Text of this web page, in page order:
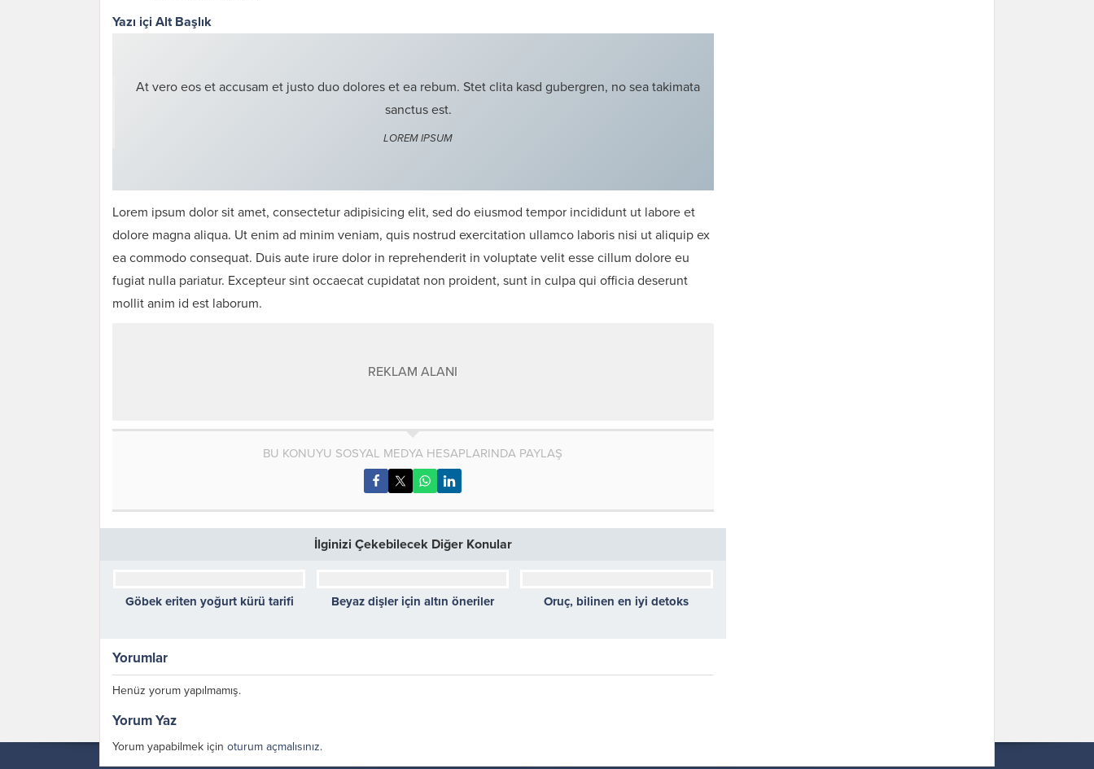
Yazı içi Alt Başlık
At vero eos et accusam et justo duo dolores et ea rebum. Stet clita kasd gubergren, no sea takimata
sanctus est.
LOREM IPSUM
Lorem ipsum dolor sit amet, consectetur adipisicing elit, sed do eiusmod tempor incididunt ut labore et
dolore magna aliqua. Ut enim ad minim veniam, quis nostrud exercitation ullamco laboris nisi ut aliquip ex
ea commodo consequat. Duis aute irure dolor in reprehenderit in voluptate velit esse cillum dolore eu
fugiat nulla pariatur. Excepteur sint occaecat cupidatat non proident, sunt in culpa qui officia deserunt
mollit anim id est laborum.
REKLAM ALANI
BU KONUYU SOSYAL MEDYA HESAPLARINDA PAYLAŞ
İlginizi Çekebilecek Diğer Konular
Göbek eriten yoğurt kürü tarifi Beyaz dişler için altın öneriler Oruç, bilinen en iyi detoks
Yorumlar
Henüz yorum yapılmamış.
Yorum Yaz
Yorum yapabilmek için oturum açmalısınız.